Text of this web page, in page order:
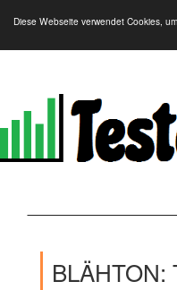
Diese Webseite verwendet Cookies,
BLÄHTON: